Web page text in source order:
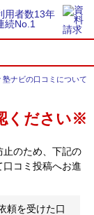
塾ナビの口コミについて
ください※
止のため、下記の
コミ投稿へお進
頼を受けた口